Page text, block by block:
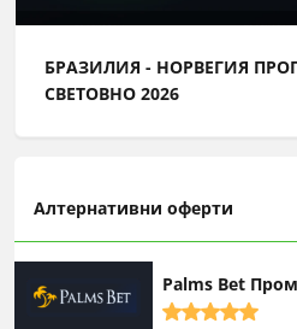
БРАЗИЛИЯ - НОРВЕГИЯ
СВЕТОВНО 2026
Алтернативни оферти
Palms Bet
5,0